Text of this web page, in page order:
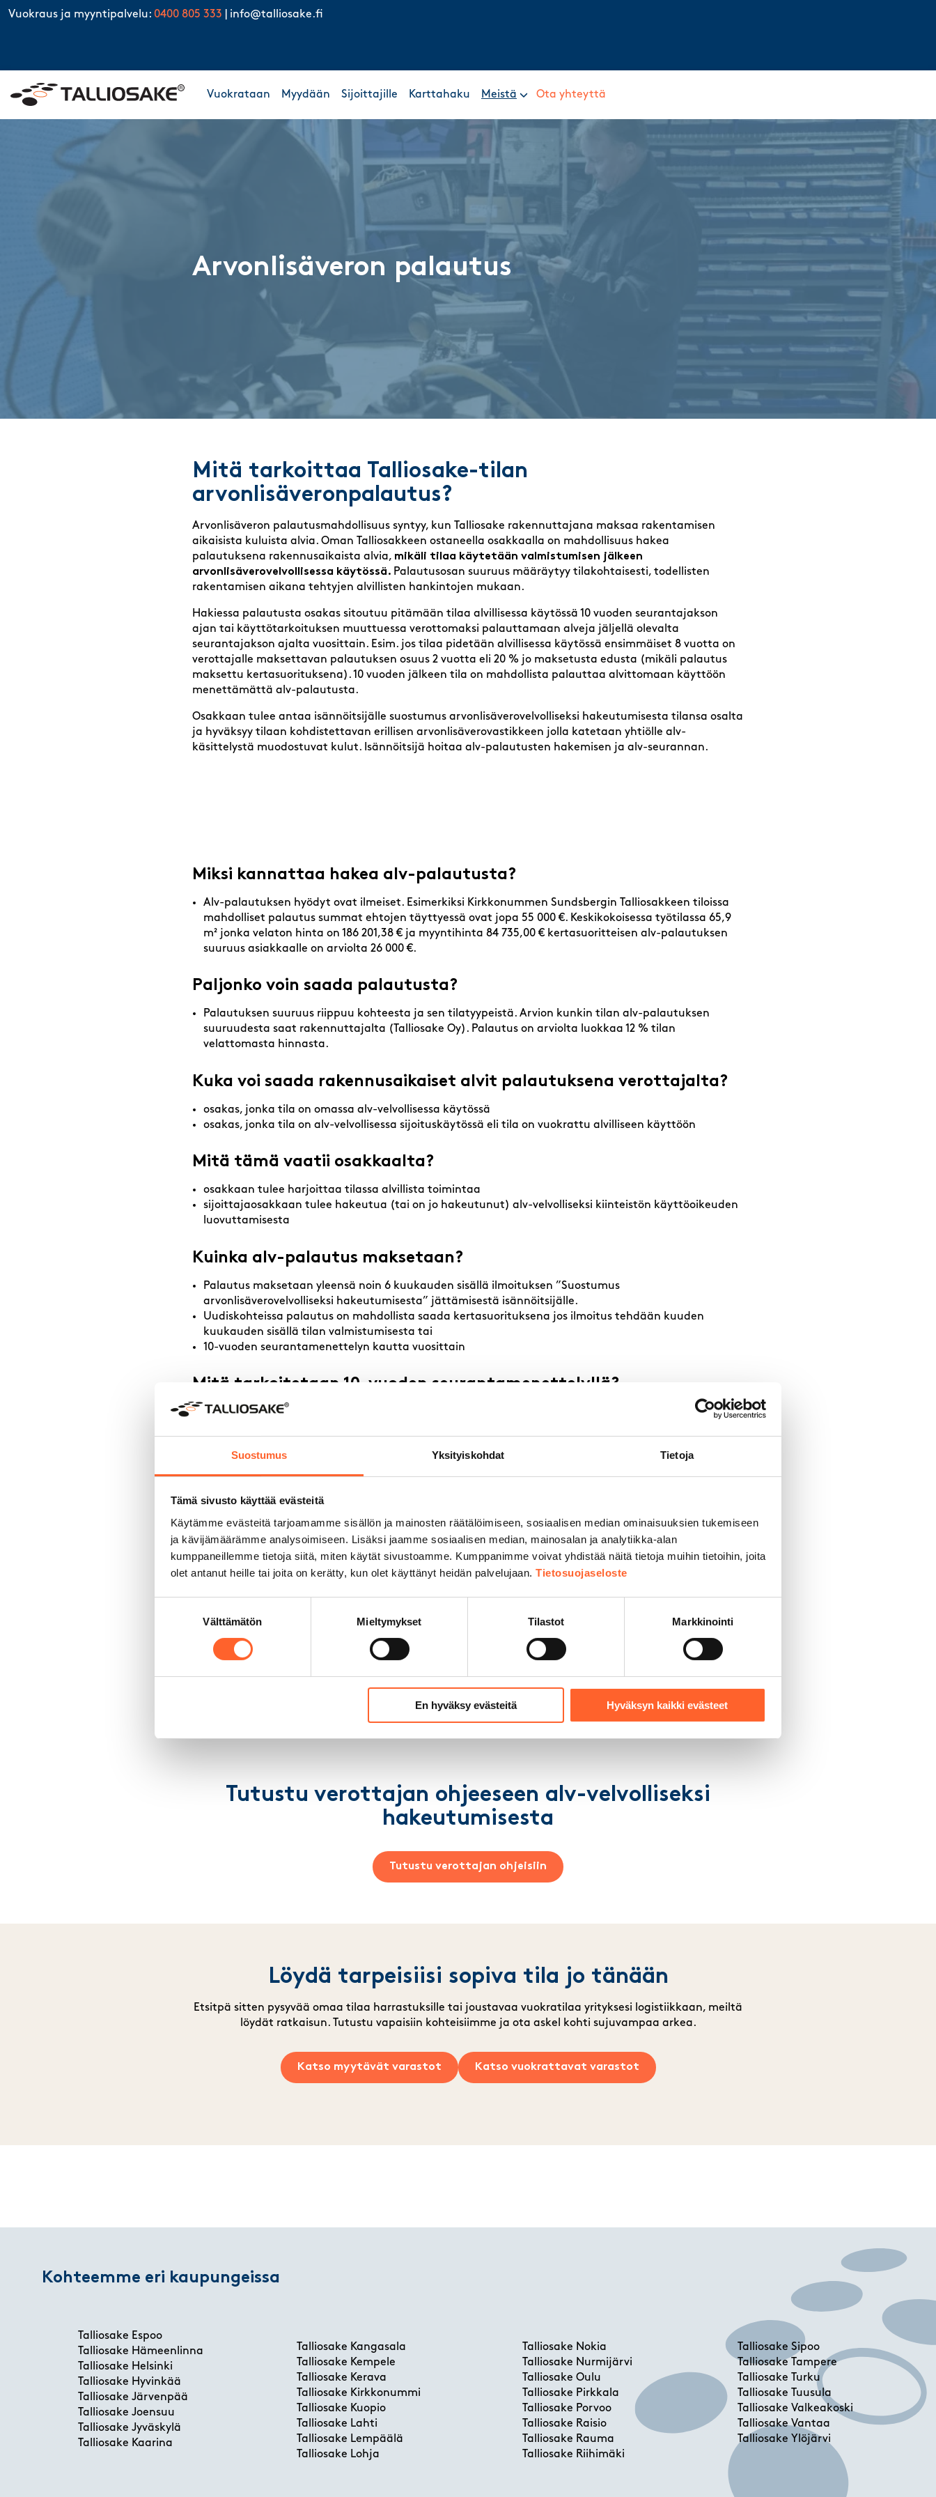
Suostumus Yksityiskohdat Tietoja
Tämä sivusto käyttää evästeitä
Käytämme evästeitä tarjoamamme sisällön ja mainosten räätälöimiseen, sosiaalisen median ominaisuuksien tukemiseen
ja kävijämäärämme analysoimiseen. Lisäksi jaamme sosiaalisen median, mainosalan ja analytiikka-alan
kumppaneillemme tietoja siitä, miten käytät sivustoamme. Kumppanimme voivat yhdistää näitä tietoja muihin tietoihin, joita
olet antanut heille tai joita on kerätty, kun olet käyttänyt heidän palvelujaan. Tietosuojaseloste
Välttämätön Mieltymykset Tilastot Markkinointi
En hyväksy evästeitä Hyväksyn kaikki evästeet
Skip to content
Vuokraus ja myyntipalvelu: 0400 805 333 info@talliosake.fi
Vuokrataan Myydään Sijoittajille Karttahaku Meistä Ota yhteyttä
Arvonlisäveron palautus
Mitä tarkoittaa Talliosake-tilan
arvonlisäveronpalautus?
Arvonlisäveron palautusmahdollisuus syntyy, kun Talliosake rakennuttajana maksaa rakentamisen
aikaisista kuluista alvia. Oman Talliosakkeen ostaneella osakkaalla on mahdollisuus hakea
palautuksena rakennusaikaista alvia, mikäli tilaa käytetään valmistumisen jälkeen
arvonlisäverovelvollisessa käytössä. Palautusosan suuruus määräytyy tilakohtaisesti, todellisten
rakentamisen aikana tehtyjen alvillisten hankintojen mukaan.
Hakiessa palautusta osakas sitoutuu pitämään tilaa alvillisessa käytössä 10 vuoden seurantajakson
ajan tai käyttötarkoituksen muuttuessa verottomaksi palauttamaan alveja jäljellä olevalta
seurantajakson ajalta vuosittain. Esim. jos tilaa pidetään alvillisessa käytössä ensimmäiset 8 vuotta on
verottajalle maksettavan palautuksen osuus 2 vuotta eli 20 % jo maksetusta edusta (mikäli palautus
maksettu kertasuorituksena). 10 vuoden jälkeen tila on mahdollista palauttaa alvittomaan käyttöön
menettämättä alv-palautusta.
Osakkaan tulee antaa isännöitsijälle suostumus arvonlisäverovelvolliseksi hakeutumisesta tilansa osalta
ja hyväksyy tilaan kohdistettavan erillisen arvonlisäverovastikkeen jolla katetaan yhtiölle alv-
käsittelystä muodostuvat kulut. Isännöitsijä hoitaa alv-palautusten hakemisen ja alv-seurannan.
Miksi kannattaa hakea alv-palautusta?
Alv-palautuksen hyödyt ovat ilmeiset. Esimerkiksi Kirkkonummen Sundsbergin Talliosakkeen tiloissa
mahdolliset palautus summat ehtojen täyttyessä ovat jopa 55 000 €. Keskikokoisessa työtilassa 65,9
m² jonka velaton hinta on 186 201,38 € ja myyntihinta 84 735,00 € kertasuoritteisen alv-palautuksen
suuruus asiakkaalle on arviolta 26 000 €.
Paljonko voin saada palautusta?
Palautuksen suuruus riippuu kohteesta ja sen tilatyypeistä. Arvion kunkin tilan alv-palautuksen
suuruudesta saat rakennuttajalta (Talliosake Oy). Palautus on arviolta luokkaa 12 % tilan
velattomasta hinnasta.
Kuka voi saada rakennusaikaiset alvit palautuksena verottajalta?
osakas, jonka tila on omassa alv-velvollisessa käytössä
osakas, jonka tila on alv-velvollisessa sijoituskäytössä eli tila on vuokrattu alvilliseen käyttöön
Mitä tämä vaatii osakkaalta?
osakkaan tulee harjoittaa tilassa alvillista toimintaa
sijoittajaosakkaan tulee hakeutua (tai on jo hakeutunut) alv-velvolliseksi kiinteistön käyttöoikeuden
luovuttamisesta
Kuinka alv-palautus maksetaan?
Palautus maksetaan yleensä noin 6 kuukauden sisällä ilmoituksen ”Suostumus
arvonlisäverovelvolliseksi hakeutumisesta” jättämisestä isännöitsijälle.
Uudiskohteissa palautus on mahdollista saada kertasuorituksena jos ilmoitus tehdään kuuden
kuukauden sisällä tilan valmistumisesta tai
10-vuoden seurantamenettelyn kautta vuosittain
Mitä tarkoitetaan 10-vuoden seurantamenettelyllä?
10-vuoden ajan vuosittain seurataan tilan alvillista/alvitonta käyttöä
Jos taas palautusta ei ole saatu kertasuorituksena, niin sen voi hakea seurantamenettelyn kautta 10
vuoden ajan vuosittain, olettaen, että tila on ollut alvillisessa käytössä.
Vastikkeet
alvillisten tilojen hoito- ja rahoitusvastikkeisiin lisätään alv.
yhtiökohtaisesti peritään alv-lisävastiketta, jolla katetaan yhtiölle hakeutumisesta koituvat kulut
mm. alv:n laskentakustannukset.
Pidätämme oikeudet kaikkiin muutoksiin. Esitetyt summat ovat arvioita. Lopullisen päätöksen alv-
Tutustu verottajan ohjeeseen alv-velvolliseksi
hakeutumisesta
Tutustu verottajan ohjeisiin
Löydä tarpeisiisi sopiva tila jo tänään
Etsitpä sitten pysyvää omaa tilaa harrastuksille tai joustavaa vuokratilaa yrityksesi logistiikkaan, meiltä
löydät ratkaisun. Tutustu vapaisiin kohteisiimme ja ota askel kohti sujuvampaa arkea.
Katso myytävät varastot Katso vuokrattavat varastot
Kohteemme eri kaupungeissa
Talliosake Espoo
Talliosake Hämeenlinna
Talliosake Helsinki
Talliosake Hyvinkää
Talliosake Järvenpää
Talliosake Joensuu
Talliosake Jyväskylä
Talliosake Kaarina
Talliosake Kangasala
Talliosake Kempele
Talliosake Kerava
Talliosake Kirkkonummi
Talliosake Kuopio
Talliosake Lahti
Talliosake Lempäälä
Talliosake Lohja
Talliosake Nokia
Talliosake Nurmijärvi
Talliosake Oulu
Talliosake Pirkkala
Talliosake Porvoo
Talliosake Raisio
Talliosake Rauma
Talliosake Riihimäki
Talliosake Sipoo
Talliosake Tampere
Talliosake Turku
Talliosake Tuusula
Talliosake Valkeakoski
Talliosake Vantaa
Talliosake Ylöjärvi